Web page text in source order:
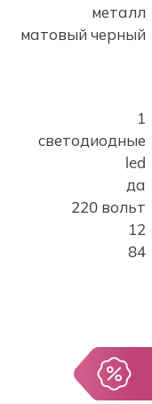
металл
матовый черный
1
светодиодные
led
да
220 вольт
12
84